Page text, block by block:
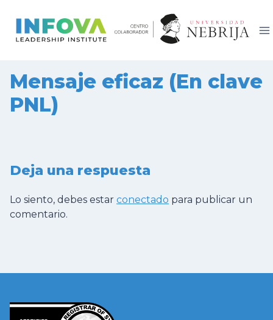
contenido
Mensaje eficaz (En clave
PNL)
Deja una respuesta
Lo siento, debes estar conectado para publicar un
comentario.